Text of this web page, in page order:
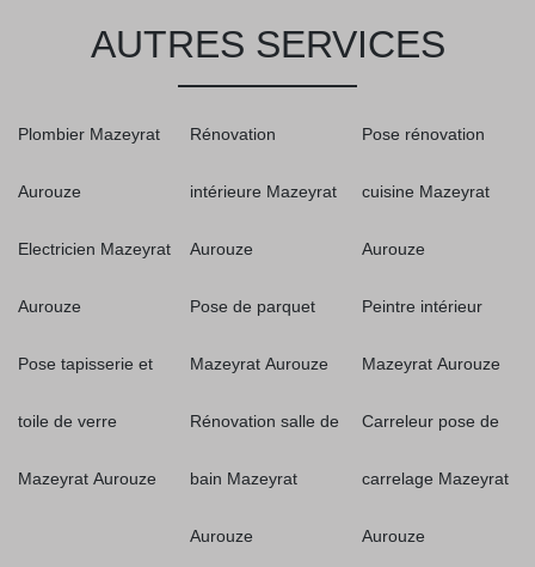
AUTRES SERVICES
Plombier Mazeyrat
Aurouze
Electricien Mazeyrat
Aurouze
Pose tapisserie et
toile de verre
Mazeyrat Aurouze
Rénovation
intérieure Mazeyrat
Aurouze
Pose de parquet
Mazeyrat Aurouze
Rénovation salle de
bain Mazeyrat
Aurouze
Pose rénovation
cuisine Mazeyrat
Aurouze
Peintre intérieur
Mazeyrat Aurouze
Carreleur pose de
carrelage Mazeyrat
Aurouze